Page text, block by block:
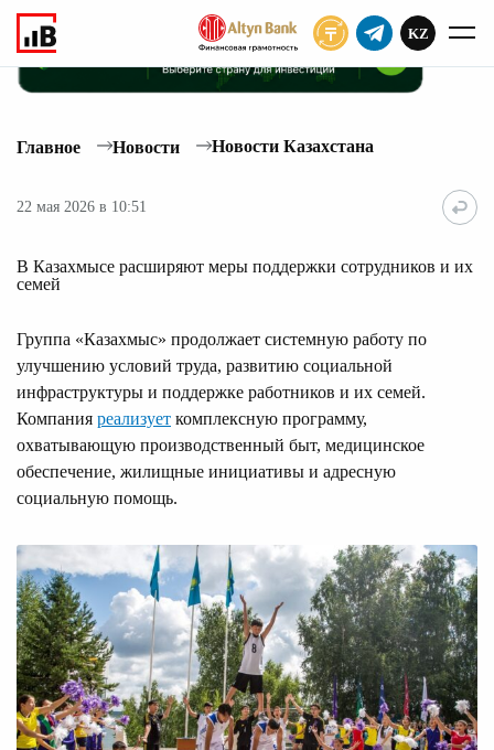
KZ
Главное Новости Новости Казахстана
22 мая 2026 в 10:51
В Казахмысе расширяют меры поддержки сотрудников и их
семей
Группа «Казахмыс» продолжает системную работу по
улучшению условий труда, развитию социальной
инфраструктуры и поддержке работников и их семей.
Компания реализует комплексную программу,
охватывающую производственный быт, медицинское
обеспечение, жилищные инициативы и адресную
социальную помощь.